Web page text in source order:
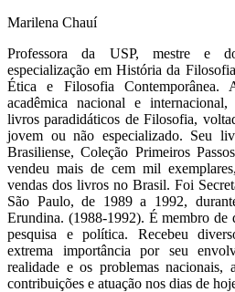
Marilena Chauí
Professora da USP, mestre e
especialização em História da
Ética e Filosofia Contemporânea.
acadêmica nacional e
livros paradidáticos de Filosofia,
jovem ou não especializado. Seu
Brasiliense, Coleção Primeiros
vendeu mais de cem mil
vendas dos livros no Brasil. Foi
São Paulo, de 1989 a 1992,
Erundina. (1988-1992). É membro de
pesquisa e política. Recebeu
extrema importância por seu
realidade e os problemas nacionais,
contribuições e atuação nos dias de